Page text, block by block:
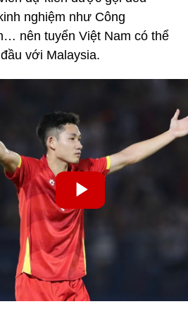
nghiệm như Công
nên tuyển Việt Nam có thể
với Malaysia.